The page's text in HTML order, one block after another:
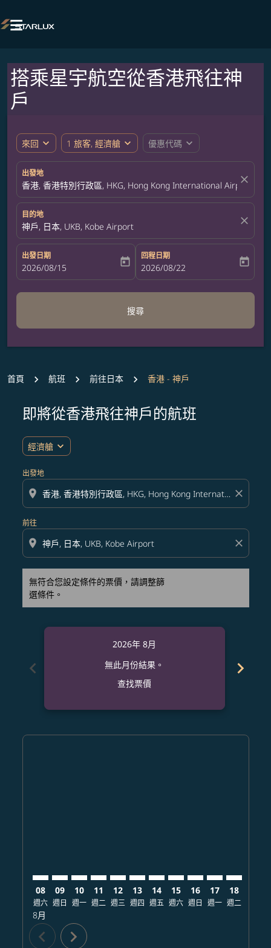

搭乘星宇航空從香港飛往神
戶
來回 expand_more 1 旅客, 經濟艙 expand_more 優惠代碼 expand_more
出發地
香港, 香港特別行政區, HKG, Hong Kong International Airport
close
目的地
神戶, 日本, UKB, Kobe Airport close
出發日期
fc-booking-departure-date-aria-label
2026/08/15 today
回程日期
fc-booking-return-date-aria-label
2026/08/22 today
搜尋
首頁 航班 前往日本 香港 - 神戶
即將從香港飛往神戶的航班
經濟艙 expand_more
出發地
location_on close
前往
location_on close
無符合您設定條件的票價，請調整篩
選條件。
無符合您設定條件的票價，請調整篩選條件。
chevron_left
2026年 8月
無此月份結果。
查找票價
chevron_right
08
週六
8月
09
週日
10
週一
11
週二
12
週三
13
週四
14
週五
15
週六
16
週日
17
週一
18
週二
chevron_left chevron_right